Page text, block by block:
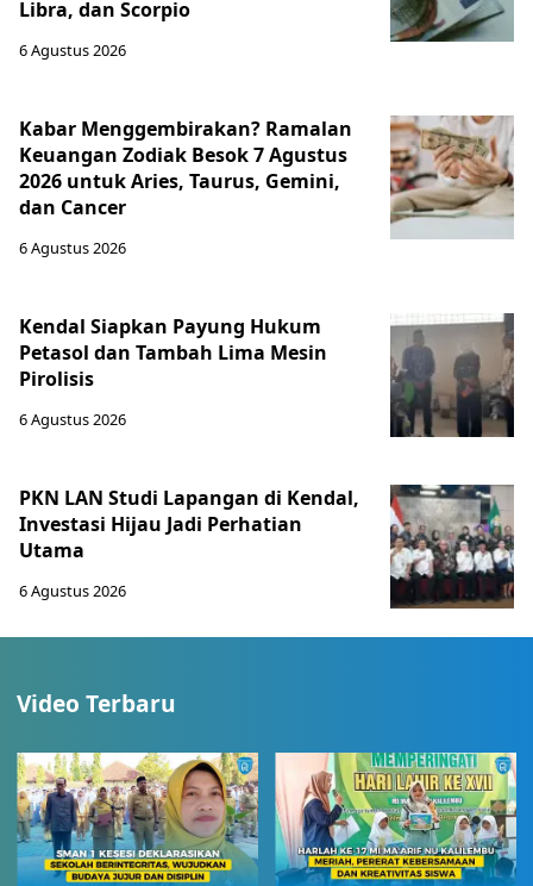
Libra, dan Scorpio
6 Agustus 2026
Kabar Menggembirakan? Ramalan
Keuangan Zodiak Besok 7 Agustus
2026 untuk Aries, Taurus, Gemini,
dan Cancer
6 Agustus 2026
Kendal Siapkan Payung Hukum
Petasol dan Tambah Lima Mesin
Pirolisis
6 Agustus 2026
PKN LAN Studi Lapangan di Kendal,
Investasi Hijau Jadi Perhatian
Utama
6 Agustus 2026
Video Terbaru